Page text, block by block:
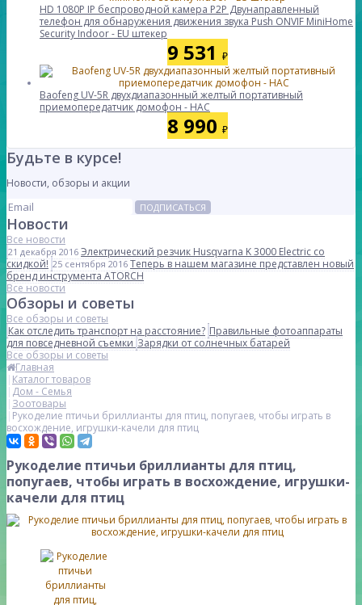
HD 1080P IP беспроводной камера P2P Двунаправленный
телефон для обнаружения движения звука Push ONVIF MiniHome
Security Indoor - EU штекер
9 531 ₽
Baofeng UV-5R двухдиапазонный желтый портативный
приемопередатчик домофон - НАС
8 990 ₽
Будьте в курсе!
Новости, обзоры и акции
ПОДПИСАТЬСЯ
Новости
Все новости
21 декабря 2016 Электрический резчик Husqvarna K 3000 Electric со
скидкой! 25 сентября 2016 Теперь в нашем магазине представлен новый
бренд инструмента ATORCH
Все новости
Обзоры и советы
Все обзоры и советы
Как отследить транспорт на расстояние? Правильные фотоаппараты
для повседневной съемкиЗарядки от солнечных батарей
Все обзоры и советы
Главная
Каталог товаров
Дом - Семья
Зоотовары
Рукоделие птичьи бриллианты для птиц, попугаев, чтобы играть в
восхождение, игрушки-качели для птиц
Рукоделие птичьи бриллианты для птиц,
попугаев, чтобы играть в восхождение, игрушки-
качели для птиц